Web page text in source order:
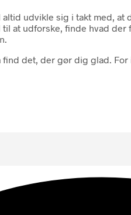
udvikle sig i takt med,
at udforske, finde hvad
det, der gør dig glad.